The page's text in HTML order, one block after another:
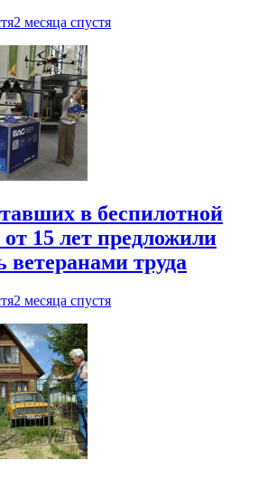
2 месяца спустя
в беспилотной
15 лет предложили
ветеранами труда
2 месяца спустя